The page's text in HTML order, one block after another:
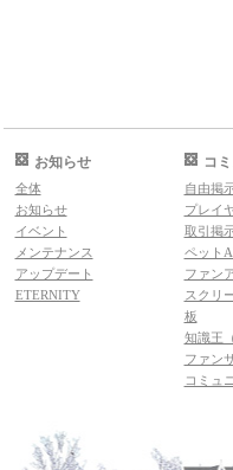
お知らせ
全体
お知らせ
イベント
メンテナンス
アップデート
ETERNITY
コ
自由掲
プレイ
取引掲
ペット
ファン
スクリ
板
知識王
ファン
コミュ